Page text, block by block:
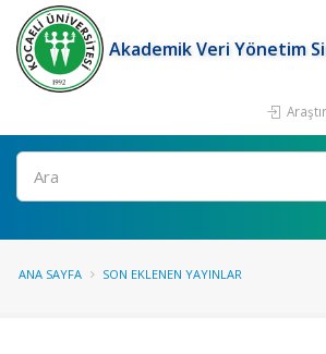
Akademik Veri Yönetim
Ara
ANA SAYFA SON EKLENEN YAYINLAR